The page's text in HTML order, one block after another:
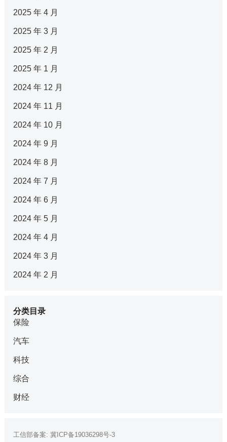
2025 年 4 月
2025 年 3 月
2025 年 2 月
2025 年 1 月
2024 年 12 月
2024 年 11 月
2024 年 10 月
2024 年 9 月
2024 年 8 月
2024 年 7 月
2024 年 6 月
2024 年 5 月
2024 年 4 月
2024 年 3 月
2024 年 2 月
分类目录
保险
汽车
科技
综合
财经
工信部备案: 冀ICP备19036298号-3